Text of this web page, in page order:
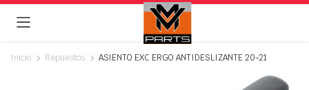
Inicio Repuestos ASIENTO EXC ERGO ANTIDESLIZANTE 20-21